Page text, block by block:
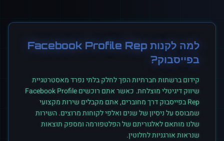
למה לקנות Facebook Profile Rep
בפייסבוק?
קידום ברשתות חברתיות הפך לחלק בלתי נפרד מאסטרטגיית
שיווק דיגיטלי מוצלחת. כאשר אתם רוכשיםFacebook Profile
Repבפייסבוקדרך מחוברים, אתם מקבלים שירות מקצועי
שמבוסס על ניסיון של שנים ואלפי לקוחות מרוצים. השירות
שלנו מותאם לאלגוריתם של הפלטפורמה ומספק תוצאות
שנראות אורגניות לחלוטין.